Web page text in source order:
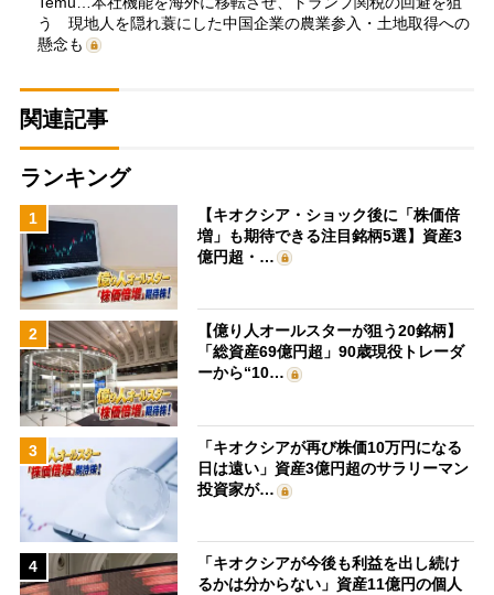
う 現地人を隠れ蓑にした中国企業の農業参入・土地取得への
懸念も
関連記事
ランキング
1
【キオクシア・ショック後に「株価倍
増」も期待できる注目銘柄5選】資産3
億円超・…
2
【億り人オールスターが狙う20銘柄】
「総資産69億円超」90歳現役トレーダ
ーから“10…
3
「キオクシアが再び株価10万円になる
日は遠い」資産3億円超のサラリーマン
投資家が…
4
「キオクシアが今後も利益を出し続け
るかは分からない」資産11億円の個人